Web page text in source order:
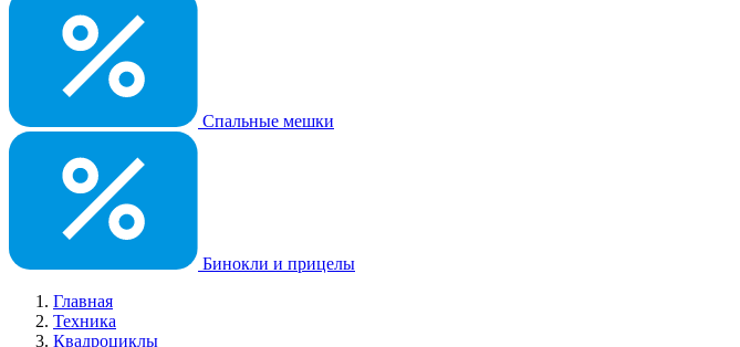
Спальные мешки
Бинокли и прицелы
Главная
Техника
Квадроциклы